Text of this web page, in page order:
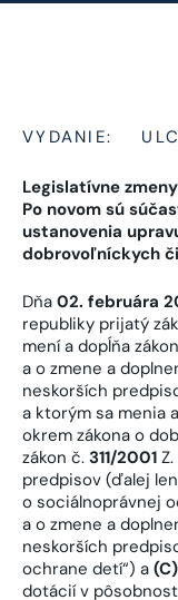
VYDANIE:
Legislatívne
Po novom sú
ustanovenia
dobrovoľníckych
Dňa 02. februára
republiky prijatý
mení a dopĺňa zákon
a o zmene a
neskorších
a ktorým sa menia
okrem zákona o
zákon č. 311/2001
predpisov (ďalej len
o sociálnoprávnej
a o zmene a
neskorších
ochrane detí“) a (C)
dotácií v